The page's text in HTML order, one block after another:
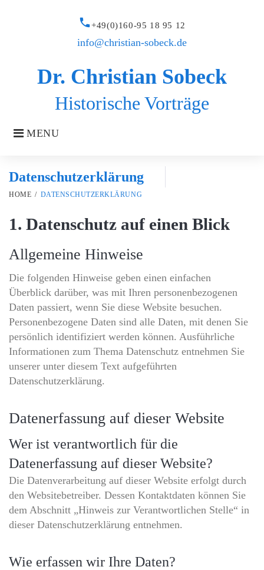
Dr. Christian Sobeck
Historische Vorträge
MENU
call+49(0)160-95 18 95 12
info@christian-sobeck.de
Datenschutzerklärung
HOME / DATENSCHUTZERKLÄRUNG
Datenschutzerklärung
1. Datenschutz auf einen Blick
Allgemeine Hinweise
Die folgenden Hinweise geben einen einfachen
Überblick darüber, was mit Ihren personenbezogenen
Daten passiert, wenn Sie diese Website besuchen.
Personenbezogene Daten sind alle Daten, mit denen Sie
persönlich identifiziert werden können. Ausführliche
Informationen zum Thema Datenschutz entnehmen Sie
unserer unter diesem Text aufgeführten
Datenschutzerklärung.
Datenerfassung auf dieser Website
Wer ist verantwortlich für die
Datenerfassung auf dieser Website?
Die Datenverarbeitung auf dieser Website erfolgt durch
den Websitebetreiber. Dessen Kontaktdaten können Sie
dem Abschnitt „Hinweis zur Verantwortlichen Stelle“ in
dieser Datenschutzerklärung entnehmen.
Wie erfassen wir Ihre Daten?